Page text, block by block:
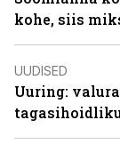
kohe, siis
UUDISED
Uuring: